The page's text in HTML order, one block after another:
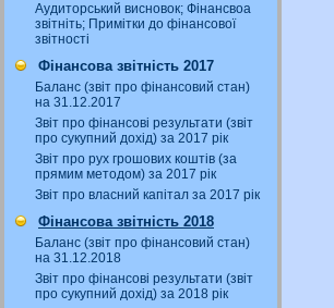
Аудиторський висновок; Фінансвоа
звітніть; Примітки до фінансової
звітності
Фінансова звітність 2017
Баланс (звіт про фінансовий стан)
на 31.12.2017
Звіт про фінансові результати (звіт
про сукупний дохід) за 2017 рік
Звіт про рух грошових коштів (за
прямим методом) за 2017 рік
Звіт про власний капітал за 2017 рік
Фінансова звітність 2018
Баланс (звіт про фінансовий стан)
на 31.12.2018
Звіт про фінансові результати (звіт
про сукупний дохід) за 2018 рік